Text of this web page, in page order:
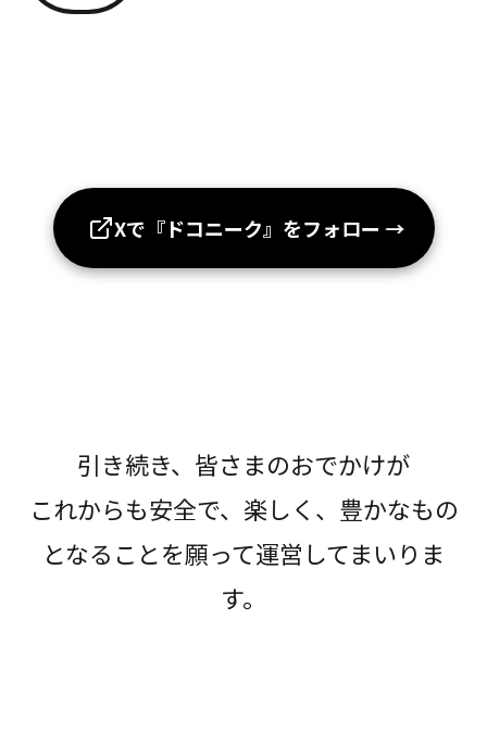
Xで『ドコニーク』をフォロー →
引き続き、皆さまのおでかけが
これからも安全で、楽しく、豊かなもの
となることを願って運営してまいりま
す。